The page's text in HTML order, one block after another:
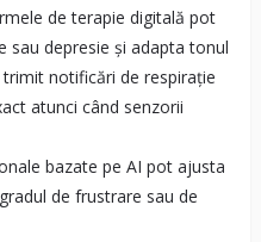
de terapie digitală pot
sau depresie și adapta tonul
notificări de respirație
atunci când senzorii
bazate pe AI pot ajusta
de frustrare sau de